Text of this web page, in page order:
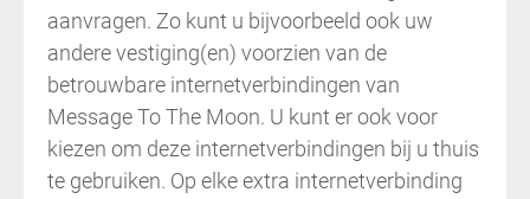
aanvragen. Zo kunt u bijvoorbeeld ook uw
andere vestiging(en) voorzien van de
betrouwbare internetverbindingen van
Message To The Moon. U kunt er ook voor
kiezen om deze internetverbindingen bij u thuis
te gebruiken. Op elke extra internetverbinding